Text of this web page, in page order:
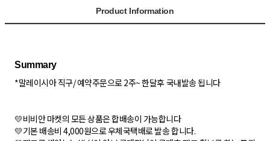
Product Information
Summary
*말레이시아 직구/ 예약주문으로 2주~ 한달후 국내발송 됩니다
💛비비안 마켓의 모든 상품은 합배송이 가능합니다
💛기본 배송비 4,000원으로 우체국택배로 발송 합니다.